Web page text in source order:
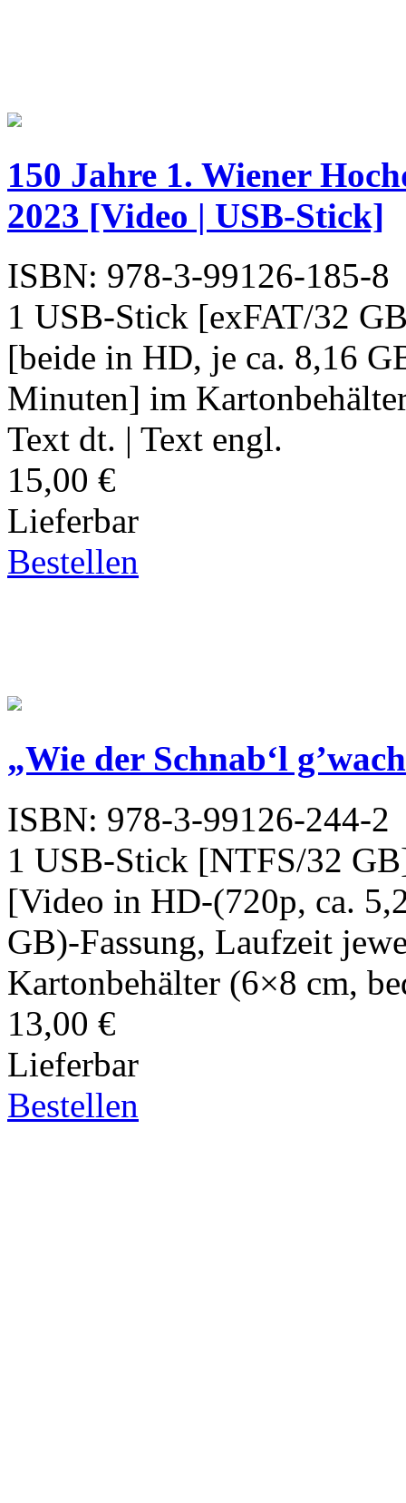
150 Jahre 1. Wiener
2023 [Video | USB-Stick]
ISBN: 978-3-99126-185-8
1 USB-Stick [exFAT/32
[beide in HD, je ca. 8,16
Minuten] im
Text dt. | Text engl.
15,00 €
Lieferbar
Bestellen
„Wie der Schnab‘l
ISBN: 978-3-99126-244-2
1 USB-Stick [NTFS/32
[Video in HD-(720p, ca.
GB)-Fassung, Laufzeit
Kartonbehälter (6×8 cm,
13,00 €
Lieferbar
Bestellen